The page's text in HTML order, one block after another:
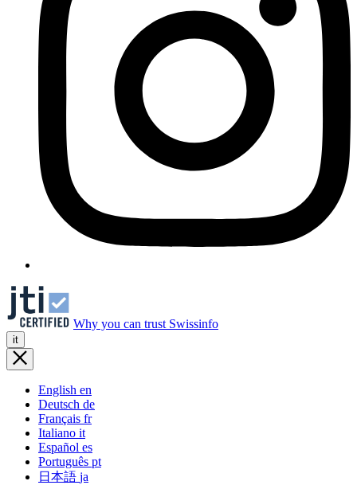
Why you can trust Swissinfo
it
English en
Deutsch de
Français fr
Italiano it
Español es
Português pt
日本語 ja